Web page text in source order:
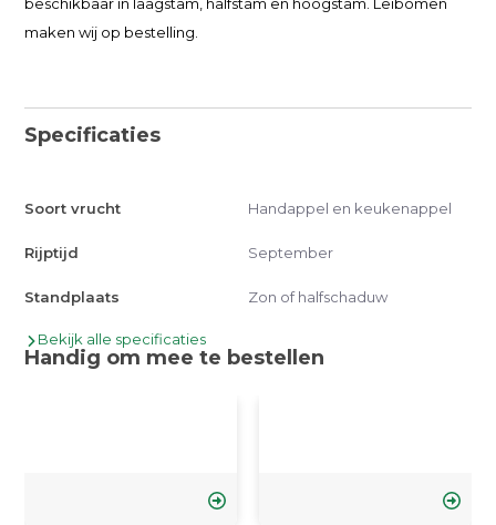
maken wij op bestelling.
Specificaties
Soort vrucht Handappel en keukenappel
Rijptijd September
Standplaats Zon of halfschaduw
Bekijk alle specificaties
Handig om mee te bestellen